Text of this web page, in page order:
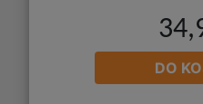
DO